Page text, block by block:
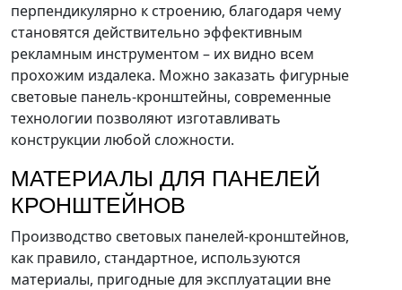
перпендикулярно к строению, благодаря чему
становятся действительно эффективным
рекламным инструментом – их видно всем
прохожим издалека. Можно заказать фигурные
световые панель-кронштейны, современные
технологии позволяют изготавливать
конструкции любой сложности.
МАТЕРИАЛЫ ДЛЯ ПАНЕЛЕЙ
КРОНШТЕЙНОВ
Производство световых панелей-кронштейнов,
как правило, стандартное, используются
материалы, пригодные для эксплуатации вне